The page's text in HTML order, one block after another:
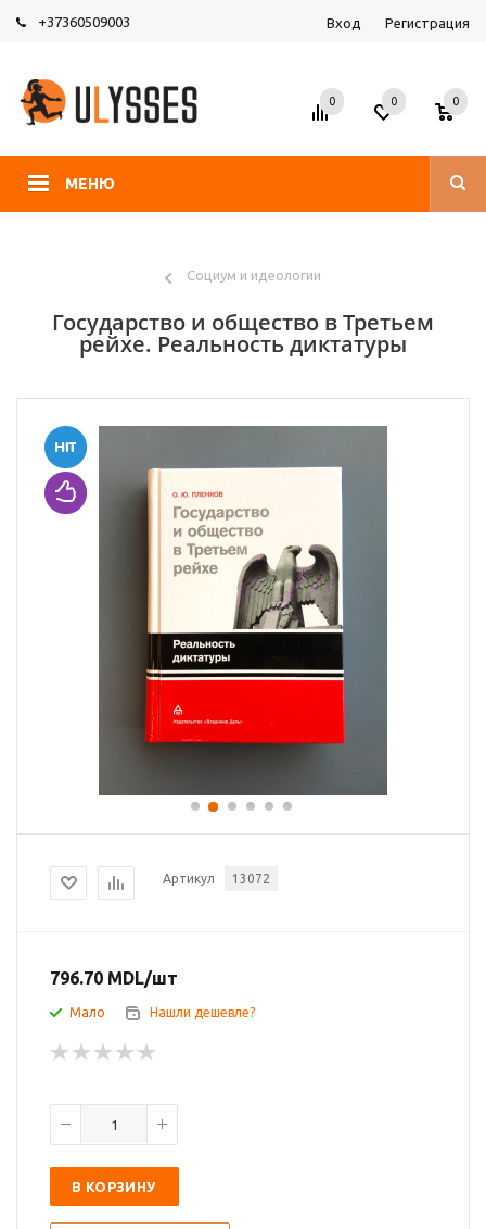
+37360509003 Вход Регистрация
МЕНЮ
0 0 0
Социум и идеологии
Государство и общество в Третьем
рейхе. Реальность диктатуры
Артикул 13072
796.70 MDL/шт
Мало Нашли дешевле?
В КОРЗИНУ